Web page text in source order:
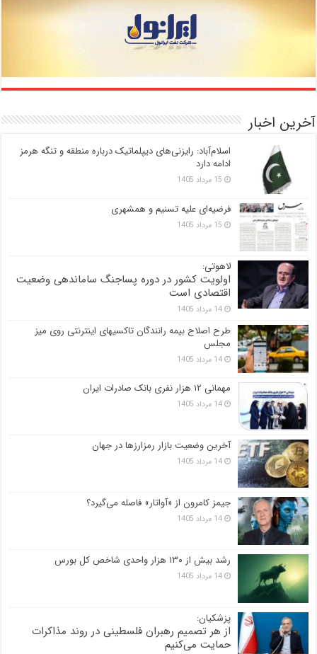
آخرین اخبار
اسلام‌آباد: رایزنی‌های دیپلماتیک درباره منطقه و تنگه هرمز
ادامه دارد
15 مرداد 1405
فرضیه‌ای علیه تسنیم و همشهری
15 مرداد 1405
لاهوتی:
اولویت کشور در دوره پساجنگ ساماندهی وضعیت
اقتصادی است
14 مرداد 1405
طرح اصلاح بیمه رانندگان تاکسیهای اینترنتی روی میز
مجلس
14 مرداد 1405
مهمانی ۱۲ هزار نفری بانک صادرات ایران
14 مرداد 1405
آخرین وضعیت بازار رمزارزها در جهان
14 مرداد 1405
جیمز کامرون از «آواتار» فاصله می‌گیرد؟
14 مرداد 1405
رشد بیش از ۱۳۰ هزار واحدی شاخص کل بورس
14 مرداد 1405
پزشکیان:
از هر تصمیم رهبران فلسطینی در روند مذاکرات
حمایت می‌کنیم